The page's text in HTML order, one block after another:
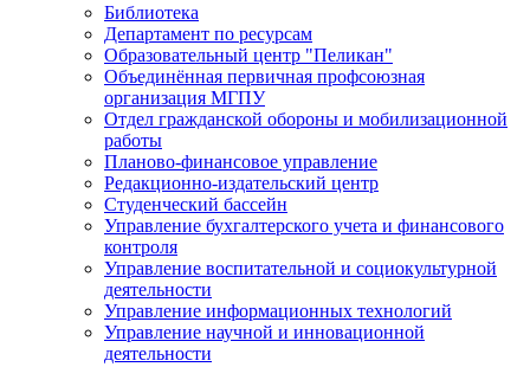
Библиотека
Департамент по ресурсам
Образовательный центр "Пеликан"
Объединённая первичная профсоюзная
организация МГПУ
Отдел гражданской обороны и мобилизационной
работы
Планово-финансовое управление
Редакционно-издательский центр
Студенческий бассейн
Управление бухгалтерского учета и финансового
контроля
Управление воспитательной и социокультурной
деятельности
Управление информационных технологий
Управление научной и инновационной
деятельности